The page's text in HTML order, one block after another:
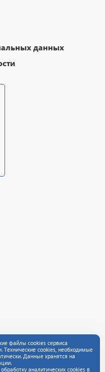
данных
файлы cookies сервиса
Технические cookies, необходимые
Данные хранятся на
аналитических cookies в